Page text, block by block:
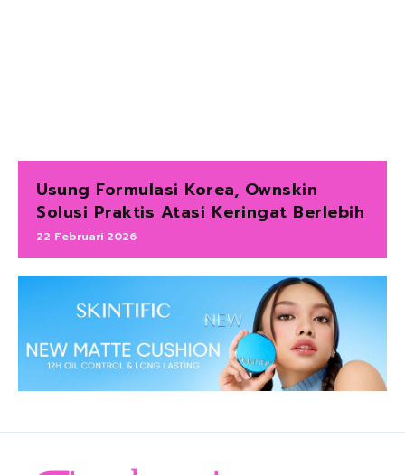
Usung Formulasi Korea, Ownskin
Solusi Praktis Atasi Keringat Berlebih
22 Februari 2026